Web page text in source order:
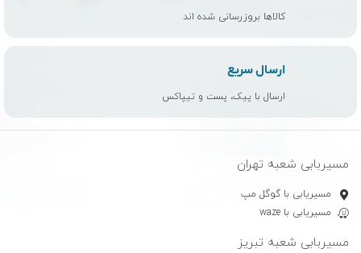
کالاها بروزرسانی شده اند
ارسال سریع
ارسال با پیک، پست و تیپاکس
مسیربابی شعبه تهران
مسیریابی با گوگل مپ
مسیریابی با waze
مسیربابی شعبه تبریز